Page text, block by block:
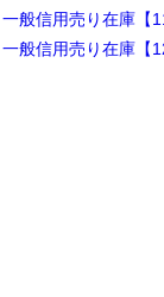
一般信用売り在庫【
一般信用売り在庫【